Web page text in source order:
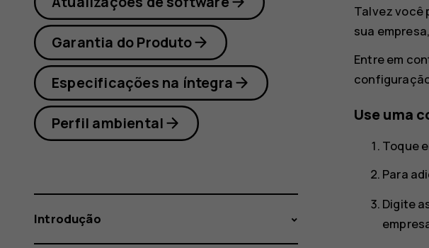
Talvez você
sua
Entre em
Use uma
Toque
Para
Digite
Garantia do Produto
Especificações na íntegra
Perfil ambiental
Introdução